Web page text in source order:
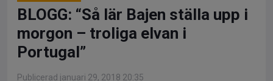
BLOGG: “Så lär Bajen ställa upp i
morgon – troliga elvan i
Portugal”
Publicerad januari 29, 2018 20:35